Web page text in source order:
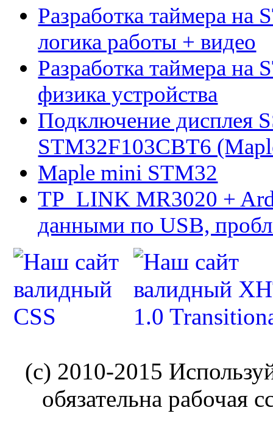
Разработка таймера на
логика работы + видео
Разработка таймера на
физика устройства
Подключение дисплея
STM32F103CBT6
Maple mini STM32
TP_LINK MR3020 +
данными по USB,
(c) 2010-2015
обязательна рабочая